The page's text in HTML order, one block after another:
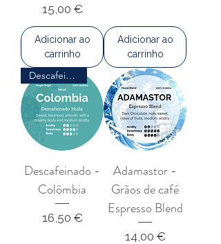
Preço
15,00 €
Adicionar ao
carrinho
Adicionar ao
carrinho
Descafeinado
Descafeinado -
Colômbia
Preço
16,50 €
Adamastor -
Grãos de café
Espresso Blend
Preço
14,00 €